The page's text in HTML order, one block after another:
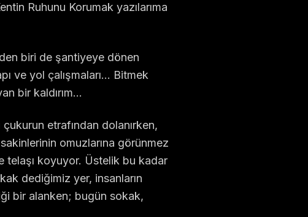
Ruhunu Korumak yazılarıma
biri de şantiyeye dönen
ve yol çalışmaları… Bitmek
bir kaldırım…
etrafından dolanırken,
omuzlarına görünmez
telaşı koyuyor. Üstelik bu kadar
dediğimiz yer, insanların
bir alanken; bugün sokak,